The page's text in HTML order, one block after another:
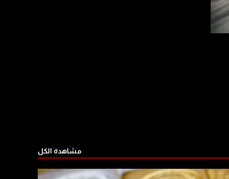
مشاهدة الكل